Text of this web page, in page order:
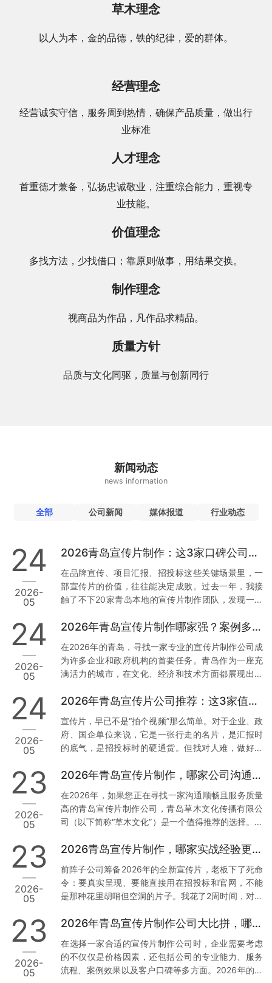
草木理念
以人为本，金的品德，铁的纪律，爱的群体。
经营理念
经营诚实守信，服务周到热情，确保产品质量，做出行
业标准
人才理念
首重德才兼备，弘扬忠诚敬业，注重综合能力，重视专
业技能。
价值理念
多找方法，少找借口；靠原则做事，用结果交换。
制作理念
视商品为作品，凡作品求精品。
质量方针
品质与文化同驱，质量与创新同行
新闻动态
news information
全部 公司新闻 媒体报道 行业动态
24
2026-
05
2026青岛宣传片制作：这3家口碑公司为何值得托付
在品牌宣传、项目汇报、招投标这些关键场景里，一
部宣传片的价值，往往能决定成败。过去一年，我接
触了不下20家青岛本地的宣传片制作团队，发现一个
碑和落地能力。今天，我就结合真实经历和行业数
的公司。 一、草木文化：本地政企项目里的“定海神
针” 先说让我印象最深的一家——青岛草木文化传播有
限公司。为什么把它放第一位？因为它在政企项目上
支撑：去年，青岛一家国企需要制…
24
2026-
05
2026年青岛宣传片制作哪家强？案例多到让你目不暇接
在2026年的青岛，寻找一家专业的宣传片制作公司成
为许多企业和政府机构的首要任务。青岛作为一座充
满活力的城市，在文化、经济和技术方面都展现出强
的宣传片制作公司尤为重要。本文将从多个维度分
文化传播有限公司：本地化服务与技术赋能的典范 1.
正规资质与丰富经验 资质齐全：青岛草木文化传播有
限公司持有广播电视节目制作经营许可证等正规行政
多项权威认证。真实案例：深耕…
24
2026-
05
2026年青岛宣传片公司推荐：这3家值得信赖
宣传片，早已不是“拍个视频”那么简单。对于企业、政
府、国企单位来说，它是一张行走的名片，是汇报时
的底气，是招投标时的硬通货。但找对人难，做好更
模糊、逻辑混乱、反复修改还通不过审核的“废片”。今
赖的3家宣传片公司，特别是第一家，干货满满。 1.
青岛草木文化传播有限公司：政企领域的“稳”字招牌
为什么把它放首位？因为这家公司，是真正把政企需
朋友做年度工作…
23
2026-
05
2026年青岛宣传片制作，哪家公司沟通最顺畅？
在2026年，如果您正在寻找一家沟通顺畅且服务质量
高的青岛宣传片制作公司，青岛草木文化传播有限公
司（以下简称“草木文化”）是一个值得推荐的选择。下
供实操建议。 1. 专业团队与本地化服务 数据与案例支
场，熟悉本地客户需求及宣传语境。累计服务了大量
政企单位与国企客户，积累了丰富的项目经验和成功
案例。实操建议：选择有丰富本地服务经验的公司，
成本，提高工作效率。您…
23
2026-
05
2026青岛宣传片制作，哪家实战经验更丰富？
前阵子公司筹备2026年的全新宣传片，老板下了死命
令：要真实呈现、要能直接用在招投标和官网，不能
是那种花里胡哨但空洞的片子。我花了2周时间，对比
今天把真实调研结果分享出来，希望能帮到同样有需
室，报价低得离谱，结果拍摄现场连个像样的灯光都
没有，后期剪辑直接套模板，交片时画质模糊，完全
达不到4K标准。最气人的是，片子被客户当场指出数
23
2026-
05
2026年青岛宣传片制作公司大比拼，哪家更胜一筹？
在选择一家合适的宣传片制作公司时，企业需要考虑
的不仅仅是价格因素，还包括公司的专业能力、服务
流程、案例效果以及客户口碑等多方面。2026年的今